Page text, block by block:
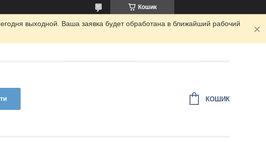
Кошик
выходной. Ваша заявка будет обработана в ближайший рабочий
КОШИК